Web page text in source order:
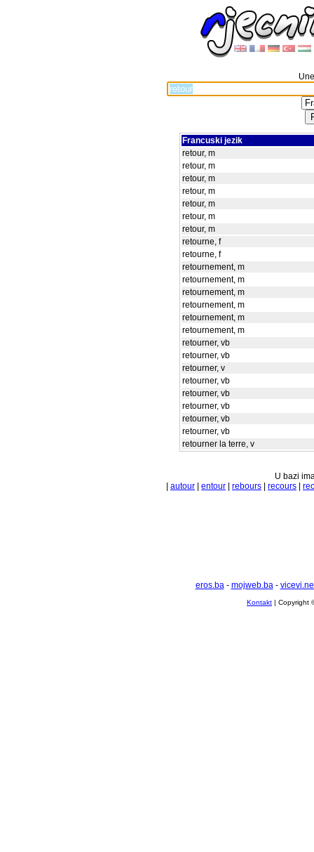
Francuski jezik
retour, m
retour, m
retour, m
retour, m
retour, m
retour, m
retour, m
retourne, f
retourne, f
retournement, m
retournement, m
retournement, m
retournement, m
retournement, m
retournement, m
retourner, vb
retourner, vb
retourner, v
retourner, vb
retourner, vb
retourner, vb
retourner, vb
retourner, vb
retourner la terre, v
U bazi
autour entour rebours recours
eros.ba- mojweb.ba-
Kontakt | Copyright